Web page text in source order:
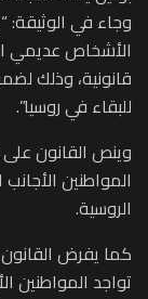
وجاء في الوثيقة:
الأشخاص عديمي
قانونية، وذلك
للبقاء في روسيا”.
المواطنين
الروسية.
كما يفرض القانون
تواجد المواطنين